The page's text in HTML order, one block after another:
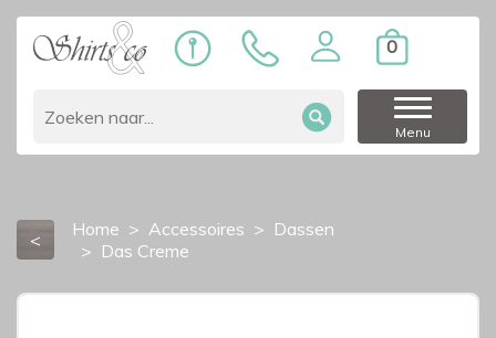
0
Menu
< Home Accessoires
Dassen
Das Creme